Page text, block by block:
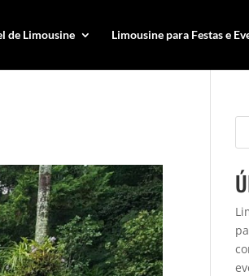
de Limousine Limousine para Festas e